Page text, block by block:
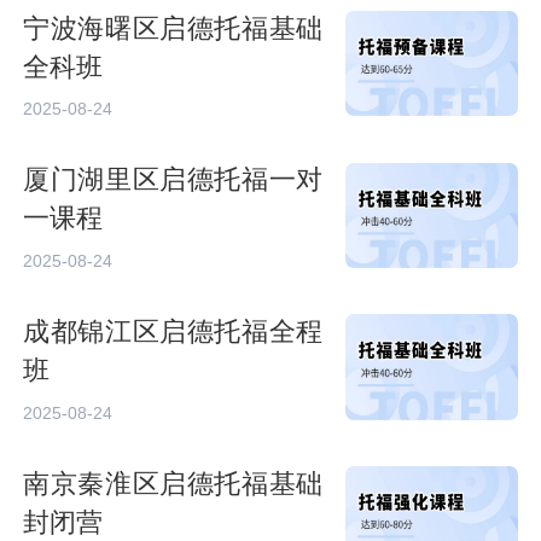
宁波海曙区启德托福基础
全科班
2025-08-24
厦门湖里区启德托福一对
一课程
2025-08-24
成都锦江区启德托福全程
班
2025-08-24
南京秦淮区启德托福基础
封闭营